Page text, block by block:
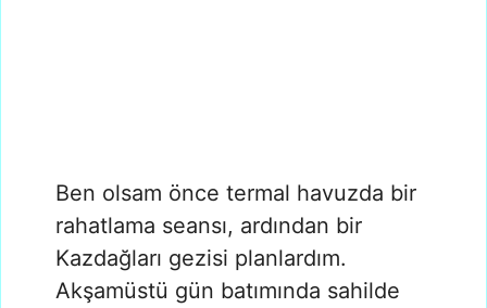
Ben olsam önce termal havuzda bir
rahatlama seansı, ardından bir
Kazdağları gezisi planlardım.
Akşamüstü gün batımında sahilde